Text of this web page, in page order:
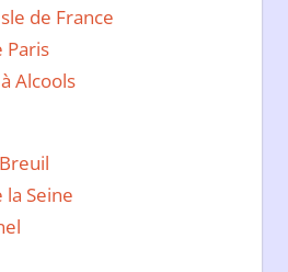
de France
Paris
Alcools
Seine